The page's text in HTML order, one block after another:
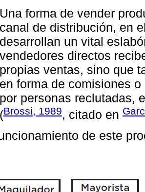
Una forma de vender
canal de distribución, en
desarrollan un vital
vendedores directos
propias ventas, sino que
en forma de comisiones
por personas reclutadas,
(Brossi, 1989, citado en
de este